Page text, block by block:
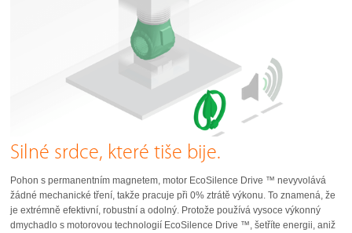
Silné srdce, které tiše bije.
Pohon s permanentním magnetem, motor EcoSilence Drive ™ nevyvolává
žádné mechanické tření, takže pracuje při 0% ztrátě výkonu. To znamená, že
je extrémně efektivní, robustní a odolný. Protože používá vysoce výkonný
dmychadlo s motorovou technologií EcoSilence Drive ™, šetříte energii, aniž